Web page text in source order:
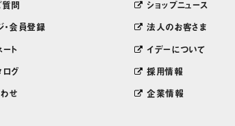
質問
・会員登録
ト
グ
せ
ショップニュース
法人のお客さま
イデーについて
採用情報
企業情報